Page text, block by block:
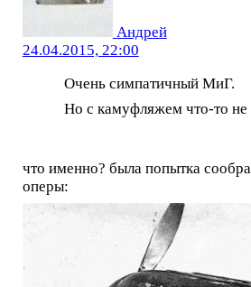
Андрей
24.04.2015, 22:00
Очень симпатичный МиГ.
Но с камуфляжем что-то не
что именно? была попытка
оперы: